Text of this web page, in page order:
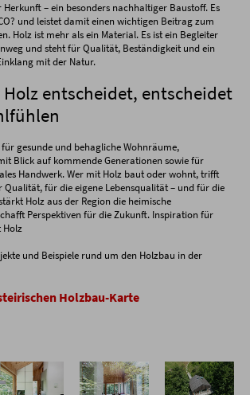
– ein besonders nachhaltiger Baustoff. Es
und leistet damit einen wichtigen Beitrag zum
Holz ist mehr als ein Material. Es ist ein Begleiter
und steht für Qualität, Beständigkeit und ein
mit der Natur.
Holz entscheidet, entscheidet
gesunde und behagliche Wohnräume,
Blick auf kommende Generationen sowie für
Handwerk. Wer mit Holz baut oder wohnt, trifft
Qualität, für die eigene Lebensqualität – und für die
Holz aus der Region die heimische
Perspektiven für die Zukunft. Inspiration für
Holz
und Beispiele rund um den Holzbau in der
Holzbau-Karte